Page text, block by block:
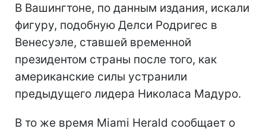
В Вашингтоне, по данным издания, искали
фигуру, подобную Делси Родригес в
Венесуэле, ставшей временной
президентом страны после того, как
американские силы устранили
предыдущего лидера Николаса Мадуро.
В то же время Miami Herald сообщает о